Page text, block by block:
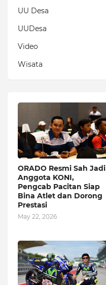
UU Desa
UUDesa
Video
Wisata
ORADO Resmi Sah Jadi
Anggota KONI,
Pengcab Pacitan Siap
Bina Atlet dan Dorong
Prestasi
May 22, 2026